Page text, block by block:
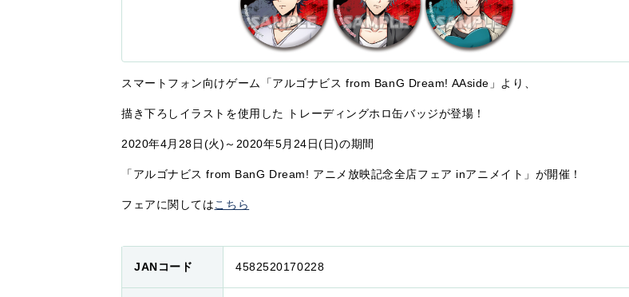
スマートフォン向けゲーム「アルゴナビス from BanG Dream! AAside」より、
描き下ろしイラストを使用した トレーディングホロ缶バッジが登場！
2020年4月28日(火)～2020年5月24日(日)の期間
「アルゴナビス from BanG Dream! アニメ放映記念全店フェア inアニメイト」が開催！
フェアに関してはこちら
JANコード 4582520170228